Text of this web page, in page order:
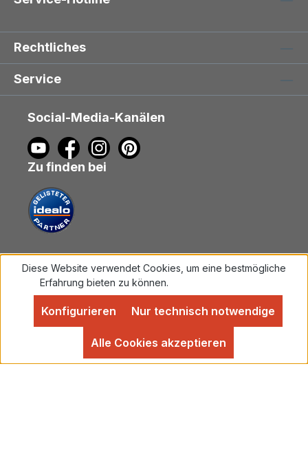
Rechtliches
Service
Social-Media-Kanälen
Zu finden bei
Vertrag widerrufen
Alle Preise inkl. gesetzl. Mehrwertsteuer zzgl.
nicht anders angegeben.
Diese Website verwendet Cookies, um eine bestmögliche
Erfahrung bieten zu können.
Nur technisch notwendige
Konfigurieren
Alle Cookies akzeptieren